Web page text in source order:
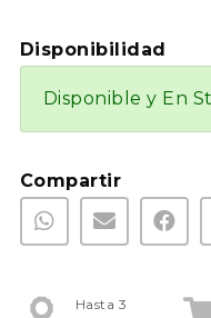
Disponibilidad
Disponible y En
Compartir
Hasta 3